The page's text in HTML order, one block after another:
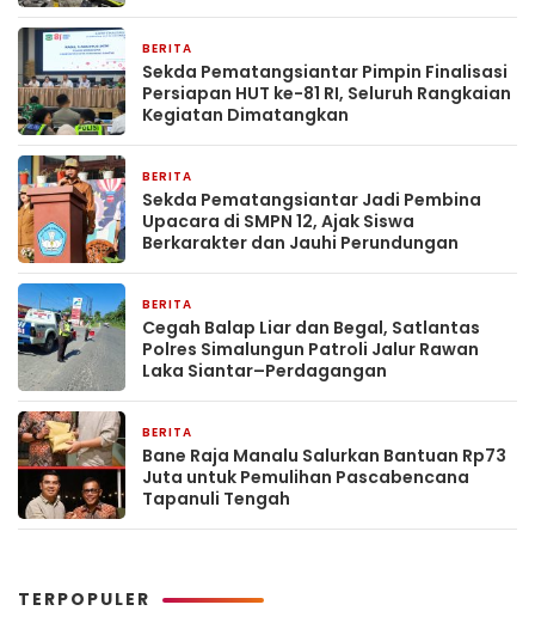
BERITA
Sekda Pematangsiantar Pimpin Finalisasi
Persiapan HUT ke-81 RI, Seluruh Rangkaian
Kegiatan Dimatangkan
BERITA
Sekda Pematangsiantar Jadi Pembina
Upacara di SMPN 12, Ajak Siswa
Berkarakter dan Jauhi Perundungan
BERITA
Cegah Balap Liar dan Begal, Satlantas
Polres Simalungun Patroli Jalur Rawan
Laka Siantar–Perdagangan
BERITA
Bane Raja Manalu Salurkan Bantuan Rp73
Juta untuk Pemulihan Pascabencana
Tapanuli Tengah
TERPOPULER